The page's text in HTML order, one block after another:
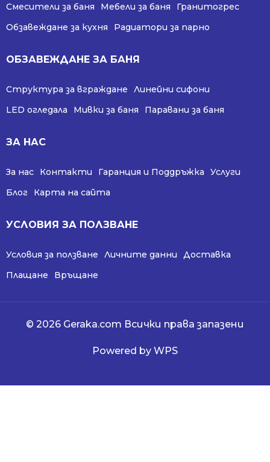
Смесители за баня Мебели за баня
Гранитогрес
Обзавеждане за кухня
Радиатори за парно
ОБЗАВЕЖДАНЕ ЗА БАНЯ
Структура за вграждане
Линейни сифони
LED огледала
Мивки за баня Паравани за баня
ЗА НАС
За нас Контакти Гаранция и Поддръжка
Услуги
Блог
Карта на сайта
УСЛОВИЯ ЗА ПОЛЗВАНЕ
Условия за ползване Личните данни
Доставка
Плащане
Връщане
© 2026 Geraka.com Всички права запазени
Powered by WPS